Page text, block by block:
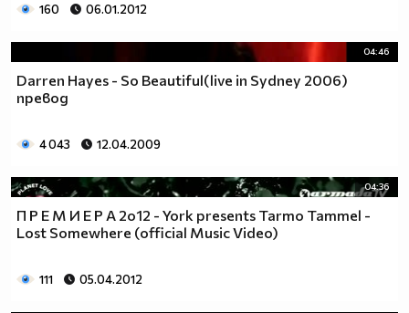
160 06.01.2012
04:46
Darren Hayes - So Beautiful(live in Sydney 2006)
превод
4 043 12.04.2009
04:36
П Р Е М И Е Р А 2o12 - York presents Tarmo Tammel -
Lost Somewhere (official Music Video)
111 05.04.2012